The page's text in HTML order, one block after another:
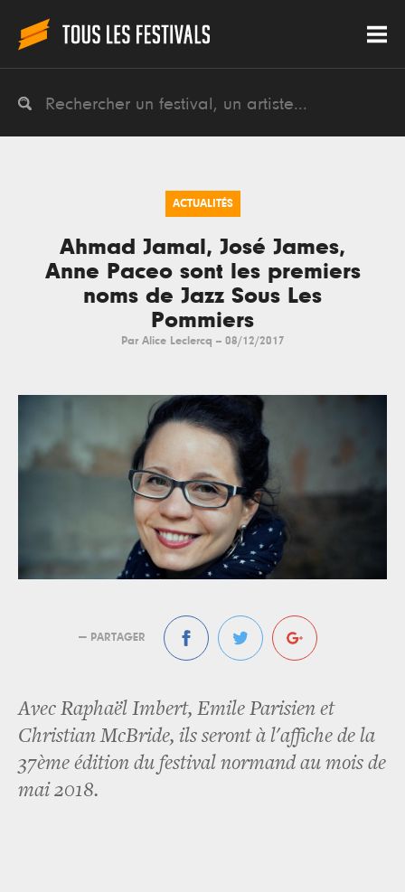
ACTUALITÉS
Ahmad Jamal, José James,
Anne Paceo sont les premiers
noms de Jazz Sous Les
Pommiers
Par Alice Leclercq -- 08/12/2017
— PARTAGER
Avec Raphaël Imbert, Emile Parisien et
Christian McBride, ils seront à l'affiche de la
37ème édition du festival normand au mois de
mai 2018.